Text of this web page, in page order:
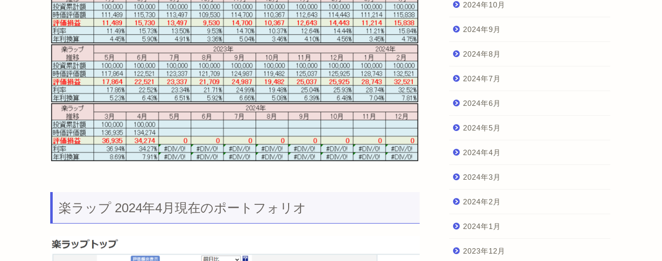
楽ラップ 2024年4月現在のポートフォリオ
2024年10月
2024年9月
2024年8月
2024年7月
2024年6月
2024年5月
2024年4月
2024年3月
2024年2月
2024年1月
2023年12月